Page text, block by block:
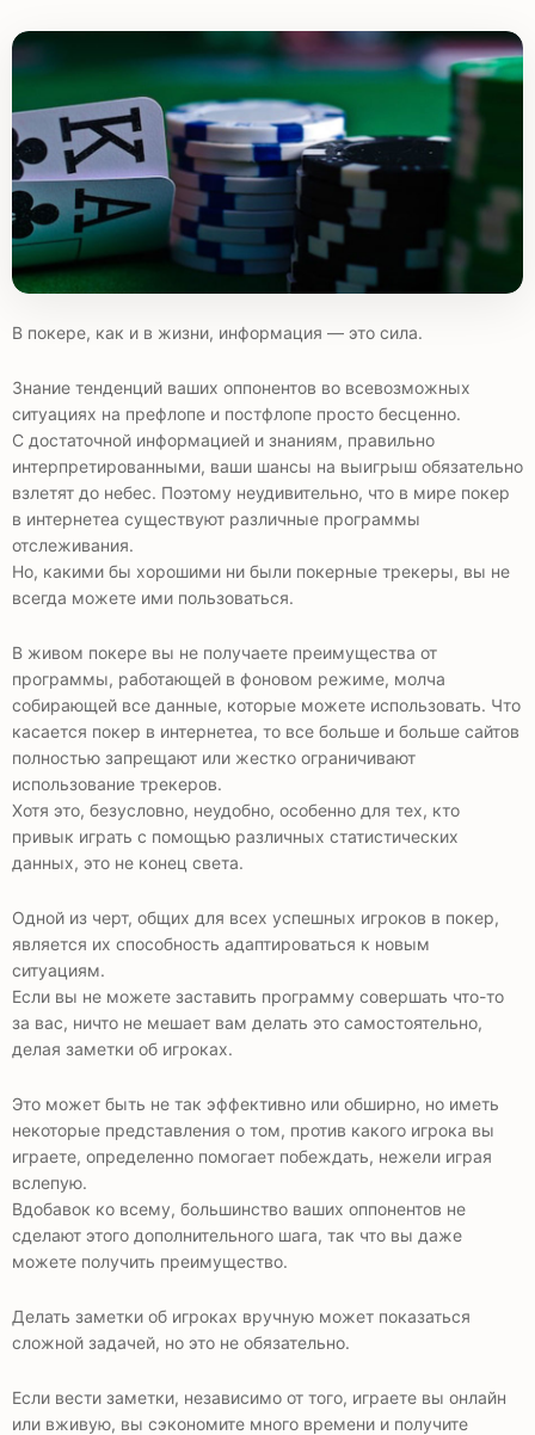
В покере, как и в жизни, информация — это сила.
Знание тенденций ваших оппонентов во всевозможных
ситуациях на префлопе и постфлопе просто бесценно.
С достаточной информацией и знаниям, правильно
интерпретированными, ваши шансы на выигрыш обязательно
взлетят до небес. Поэтому неудивительно, что в мире покер
в интернетеа существуют различные программы
отслеживания.
Но, какими бы хорошими ни были покерные трекеры, вы не
всегда можете ими пользоваться.
В живом покере вы не получаете преимущества от
программы, работающей в фоновом режиме, молча
собирающей все данные, которые можете использовать. Что
касается покер в интернетеа, то все больше и больше сайтов
полностью запрещают или жестко ограничивают
использование трекеров.
Хотя это, безусловно, неудобно, особенно для тех, кто
привык играть с помощью различных статистических
данных, это не конец света.
Одной из черт, общих для всех успешных игроков в покер,
является их способность адаптироваться к новым
ситуациям.
Если вы не можете заставить программу совершать что-то
за вас, ничто не мешает вам делать это самостоятельно,
делая заметки об игроках.
Это может быть не так эффективно или обширно, но иметь
некоторые представления о том, против какого игрока вы
играете, определенно помогает побеждать, нежели играя
вслепую.
Вдобавок ко всему, большинство ваших оппонентов не
сделают этого дополнительного шага, так что вы даже
можете получить преимущество.
Делать заметки об игроках вручную может показаться
сложной задачей, но это не обязательно.
Если вести заметки, независимо от того, играете вы онлайн
или вживую, вы сэкономите много времени и получите